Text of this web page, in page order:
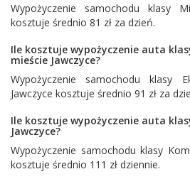
Wypożyczenie samochodu klasy
kosztuje średnio 81 zł za dzień.
Ile kosztuje wypożyczenie auta
mieście Jawczyce?
Wypożyczenie samochodu klasy
Jawczyce kosztuje średnio 91 zł za
Ile kosztuje wypożyczenie auta
Jawczyce?
Wypożyczenie samochodu klasy
kosztuje średnio 111 zł dziennie.